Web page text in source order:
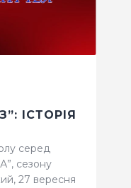
ІСТОРІЯ
серед
сезону
27 вересня